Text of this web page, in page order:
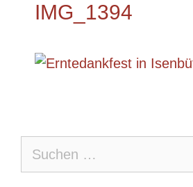
IMG_1394
nach: